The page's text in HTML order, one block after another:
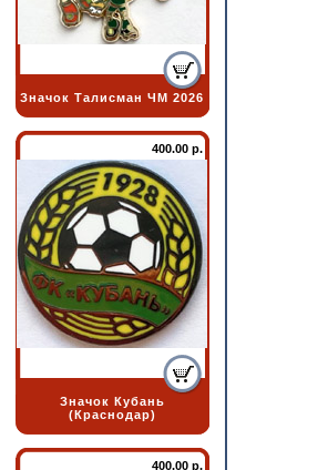
Значок Талисман ЧМ 2026
400.00 р.
Значок Кубань
(Краснодар)
400.00 р.